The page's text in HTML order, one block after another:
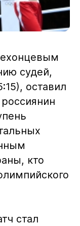
судей,
оставил
кто
стал